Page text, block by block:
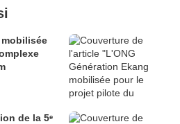
mobilisée
de la 5ᵉ